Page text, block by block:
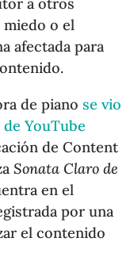
a otros
miedo o el
afectada para
de piano se vio
YouTube
de Content
Sonata Claro de
en el
por una
el contenido